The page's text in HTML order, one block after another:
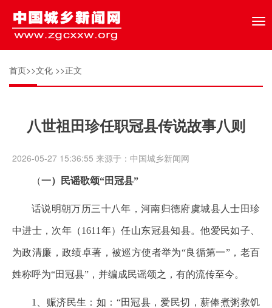
首页>>文化 >>正文
八世祖田珍任职冠县传说故事八则
2026-05-27 15:36:55 来源于：中国城乡新闻网
（一）民谣歌颂“田冠县”
话说明朝万历三十八年，河南归德府虞城县人士田珍
中进士，次年（1611年）任山东冠县知县。他爱民如子、
为政清廉，政绩卓著，被巡方使者举为“良循第一”，老百
姓称呼为“田冠县”，并编成民谣颂之，有的流传至今。
1、赈济民生：如：“田冠县，爱民切，薪俸煮粥救饥